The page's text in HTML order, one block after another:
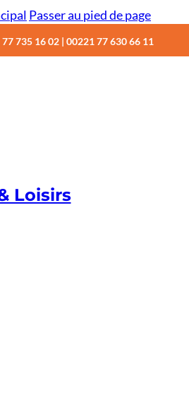
Passer au pied de page
735 16 02 | 00221 77 630 66 11
Loisirs